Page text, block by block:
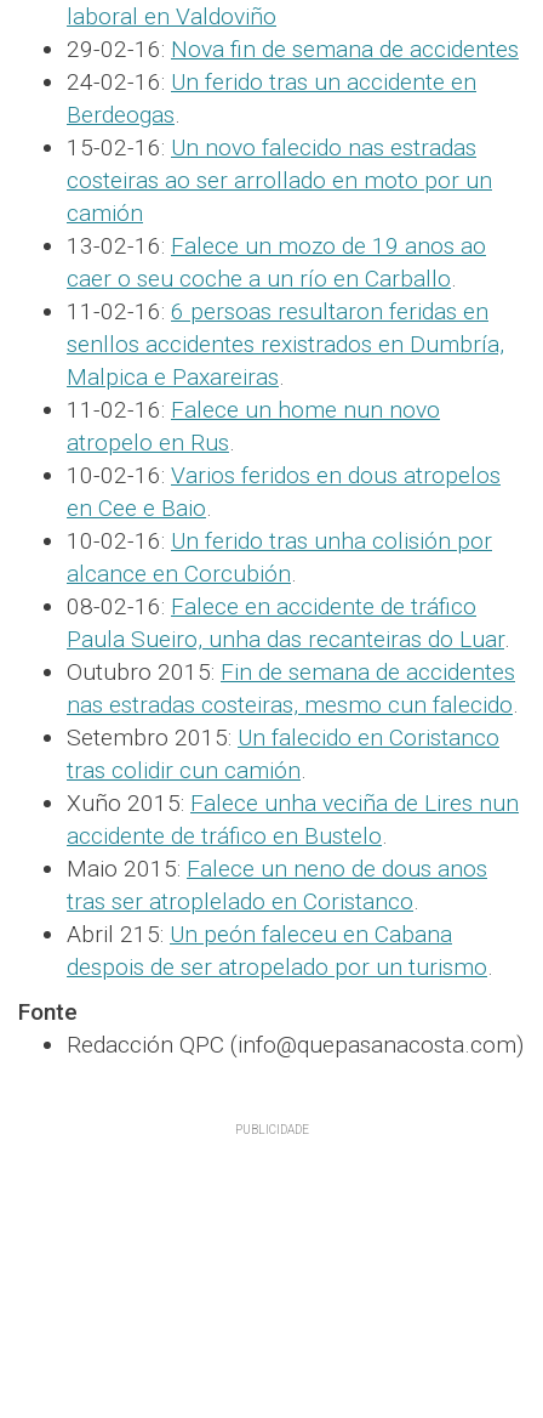
laboral en Valdoviño
29-02-16: Nova fin de semana de accidentes
24-02-16: Un ferido tras un accidente en
Berdeogas.
15-02-16: Un novo falecido nas estradas
costeiras ao ser arrollado en moto por un
camión
13-02-16: Falece un mozo de 19 anos ao
caer o seu coche a un río en Carballo.
11-02-16: 6 persoas resultaron feridas en
senllos accidentes rexistrados en Dumbría,
Malpica e Paxareiras.
11-02-16: Falece un home nun novo
atropelo en Rus.
10-02-16: Varios feridos en dous atropelos
en Cee e Baio.
10-02-16: Un ferido tras unha colisión por
alcance en Corcubión.
08-02-16: Falece en accidente de tráfico
Paula Sueiro, unha das recanteiras do Luar.
Outubro 2015: Fin de semana de accidentes
nas estradas costeiras, mesmo cun falecido.
Setembro 2015: Un falecido en Coristanco
tras colidir cun camión.
Xuño 2015: Falece unha veciña de Lires nun
accidente de tráfico en Bustelo.
Maio 2015: Falece un neno de dous anos
tras ser atroplelado en Coristanco.
Abril 215: Un peón faleceu en Cabana
despois de ser atropelado por un turismo.
Fonte
Redacción QPC (info@quepasanacosta.com)